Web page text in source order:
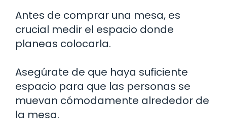
Antes de comprar una mesa, es
crucial medir el espacio donde
planeas colocarla.
Asegúrate de que haya suficiente
espacio para que las personas se
muevan cómodamente alrededor de
la mesa.